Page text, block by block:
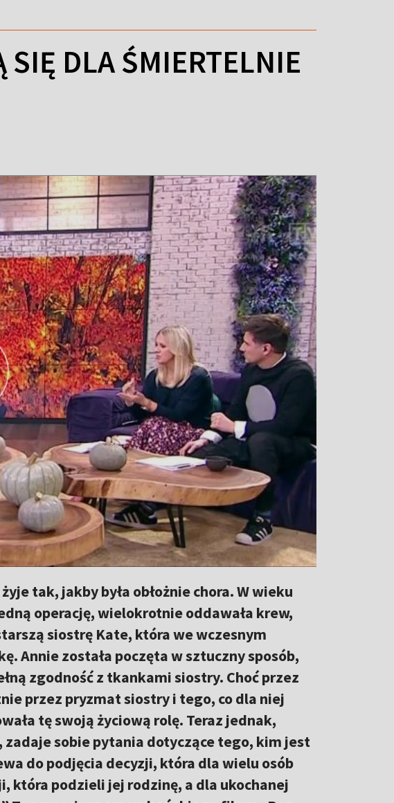
SIĘ DLA ŚMIERTELNIE
tak, jakby była obłożnie chora. W wieku
operację, wielokrotnie oddawała krew,
siostrę Kate, która we wczesnym
Annie została poczęta w sztuczny sposób,
zgodność z tkankami siostry. Choć przez
przez pryzmat siostry i tego, co dla niej
tę swoją życiową rolę. Teraz jednak,
sobie pytania dotyczące tego, kim jest
do podjęcia decyzji, która dla wielu osób
która podzieli jej rodzinę, a dla ukochanej